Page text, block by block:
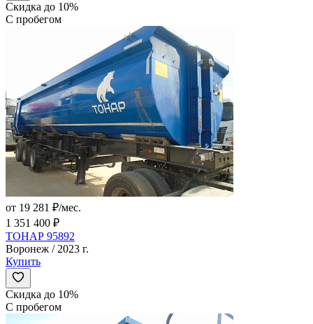
Скидка до 10%
С пробегом
от 19 281 ₽/мес.
1 351 400 ₽
ТОНАР 95892
Воронеж / 2023 г.
Купить
Скидка до 10%
С пробегом